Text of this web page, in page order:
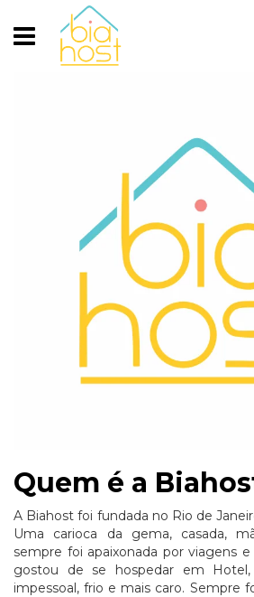
Quem é a
A Biahost foi fundada no Rio de
Uma carioca da gema, casada,
sempre foi apaixonada por viagens
gostou de se hospedar em
impessoal, frio e mais caro. Sempre